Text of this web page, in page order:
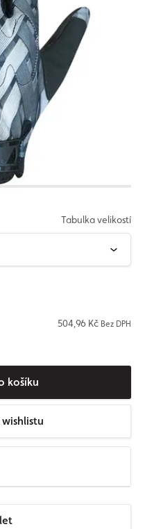
Tabulka velikostí
504,96 Kč Bez DPH
košíku